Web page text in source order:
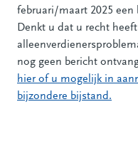
februari/maart 2025 een
Denkt u dat u recht
nog geen bericht
hier of u mogelijk in
bijzondere bijstand.